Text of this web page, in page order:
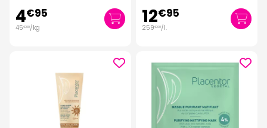
4€95
45€00/kg 12€95
259€00/l.